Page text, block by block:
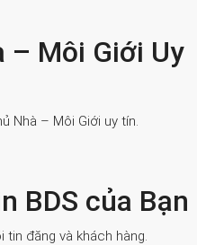
– Môi Giới Uy
Nhà – Môi Giới uy tín.
BDS của Bạn
tin đăng và khách hàng.